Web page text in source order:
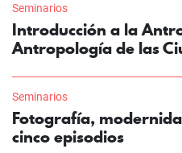
Seminarios
Introducción a la
Antropología de las
Seminarios
Fotografía,
cinco episodios